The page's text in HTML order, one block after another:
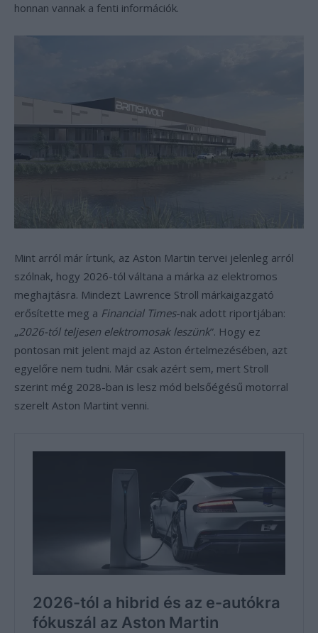
honnan vannak a fenti információk.
Mint arról már írtunk, az Aston Martin tervei jelenleg arról
szólnak, hogy 2026-tól váltana a márka az elektromos
meghajtásra. Mindezt Lawrence Stroll márkaigazgató
erősítette meg a Financial Times-nak adott riportjában:
„2026-tól teljesen elektromosak leszünk”. Hogy ez
pontosan mit jelent majd az Aston értelmezésében, azt
egyelőre nem tudni. Már csak azért sem, mert Stroll
szerint még 2028-ban is lesz mód belsőégésű motorral
szerelt Aston Martint venni.